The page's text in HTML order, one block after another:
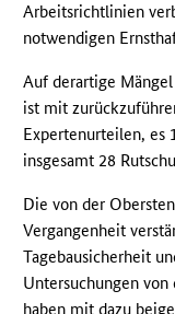
Arbeitsrichtlinien
notwendigen
Auf derartige
ist mit
Expertenurteilen, es
insgesamt 28
Die von der
Vergangenheit
Tagebausicherheit
Untersuchungen von
haben mit dazu